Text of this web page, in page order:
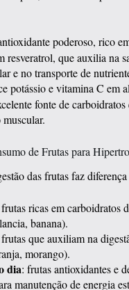
poderoso, rico
resveratrol, que auxilia na
e no transporte de
potássio e vitamina C em
fonte de
muscular.
de Frutas para
das frutas faz
ricas em carboidratos
banana).
que auxiliam na
morango).
dia: frutas antioxidantes e
manutenção de energia